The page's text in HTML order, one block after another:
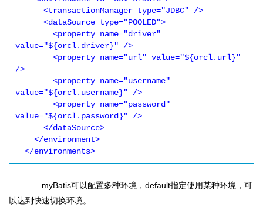
value="${orcl.driver}" />
/>
value="${orcl.username}" />
value="${orcl.password}" />
  </environments>
myBatis可以配置多种环境，default指定使用某种环境，可
以达到快速切换环境。